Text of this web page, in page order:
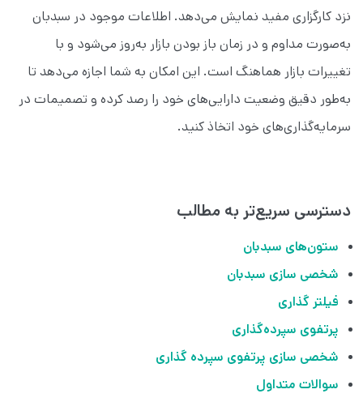
نزد کارگزاری مفید نمایش می‌دهد. اطلاعات موجود در سبدبان
به‌صورت مداوم و در زمان باز بودن بازار به‌روز می‌شود و با
تغییرات بازار هماهنگ است. این امکان به شما اجازه می‌دهد تا
به‌طور دقیق وضعیت دارایی‌های خود را رصد کرده و تصمیمات در
سرمایه‌گذاری‌های خود اتخاذ کنید.
دسترسی سریع‌تر به مطالب
ستون‌های سبدبان
شخصی سازی سبدبان
فیلتر گذاری
پرتفوی سپرده‌گذاری
شخصی سازی پرتفوی سپرده گذاری
سوالات متداول